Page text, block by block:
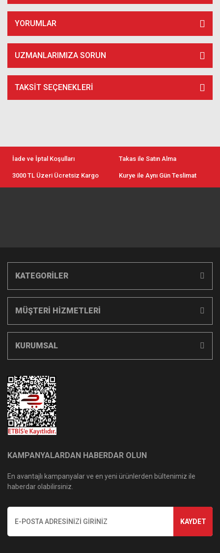
YORUMLAR
UZMANLARIMIZA SORUN
TAKSIT SEÇENEKLERI
İade ve İptal Koşulları Takas ile Satın Alma
3000 TL Üzeri Ücretsiz Kargo Kurye ile Aynı Gün Teslimat
KATEGORİLER
MÜŞTERİ HİZMETLERİ
KURUMSAL
KAMPANYALARDAN HABERDAR OLUN
En avantajlı kampanyalar ve en yeni ürünlerden bültenimiz ile
haberdar olabilirsiniz.
KAYDET